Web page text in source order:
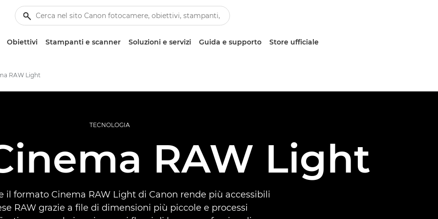
Obiettivi Stampanti e scanner Soluzioni e servizi Guida e supporto Store ufficiale
RAW Light
TECNOLOGIA
RAW Light
il formato Cinema RAW Light di Canon rende più accessibili
RAW grazie a file di dimensioni più piccole e processi